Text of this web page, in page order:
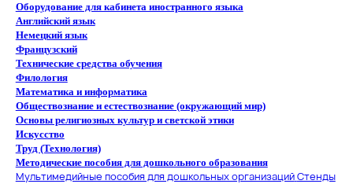
Оборудование для кабинета иностранного языка
Английский язык
Немецкий язык
Французский
Технические средства обучения
Филология
Математика и информатика
Обществознание и естествознание (окружающий мир)
Основы религиозных культур и светской этики
Искусство
Труд (Технология)
Методические пособия для дошкольного образования
Мультимедийные пособия для дошкольных организацийСтенды